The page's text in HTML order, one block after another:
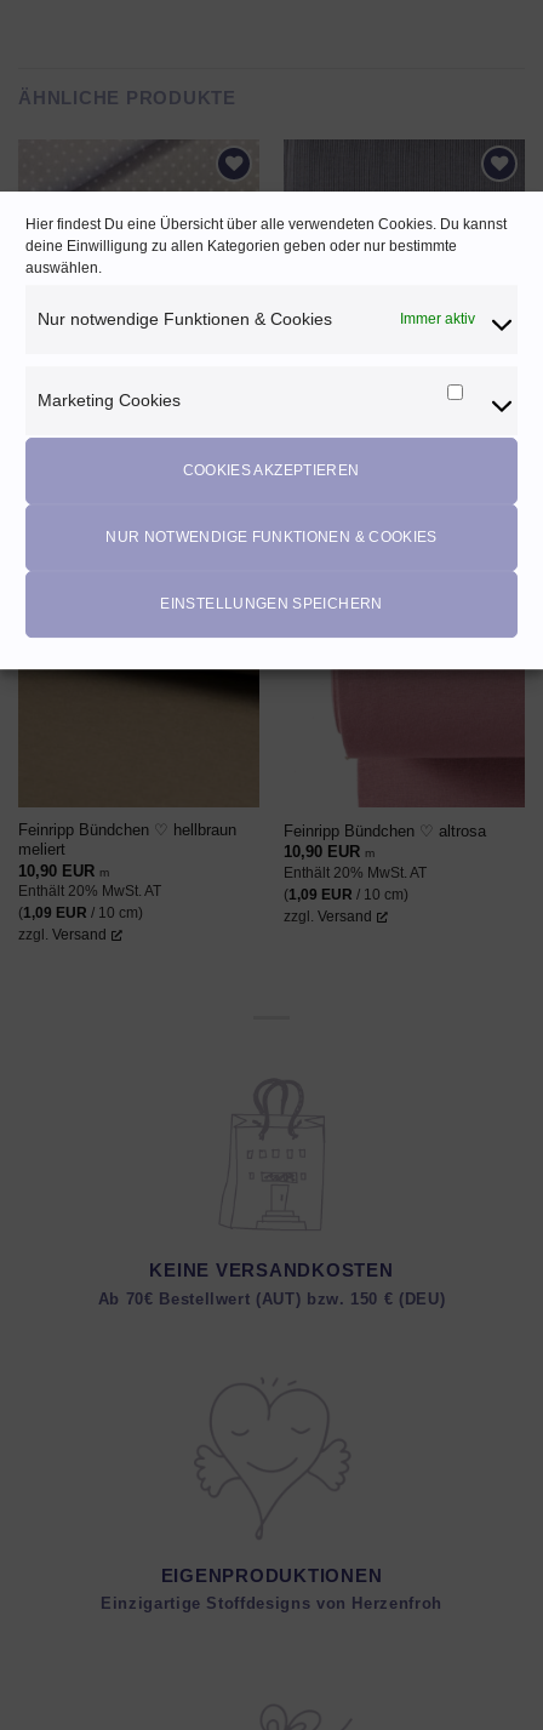
Hier findest Du eine Übersicht über alle verwendeten Cookies. Du kannst
deine Einwilligung zu allen Kategorien geben oder nur bestimmte
auswählen.
Nur notwendige Funktionen & Cookies Immer aktiv
Marketing Cookies
Cookies
COOKIES AKZEPTIEREN
NUR NOTWENDIGE FUNKTIONEN & COOKIES
EINSTELLUNGEN SPEICHERN
ÄHNLICHE PRODUKTE
WUNSCHZETTEL
Baumwolldruck Webware ♡ kleine
11,70
zzgl.
WUNSCHZETTEL
Rippen Bündchenstoff 2×2 ♡
Enthält 20% MwSt. AT
AUF DEN
Feinripp Bündchen ♡ hellbraun
meliert
10,90 EUR m
Enthält 20% MwSt. AT
(1,09 EUR / 10 cm)
zzgl. Versand
AUF DEN
Feinripp Bündchen ♡ altrosa
10,90 EUR m
Enthält 20% MwSt. AT
(1,09 EUR / 10 cm)
zzgl. Versand
KEINE VERSANDKOSTEN
Ab 70€ Bestellwert (AUT) bzw. 150 € (DEU)
EIGENPRODUKTIONEN
Einzigartige Stoffdesigns von Herzenfroh